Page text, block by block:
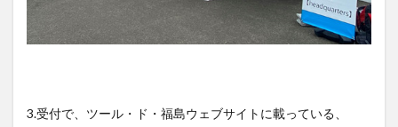
3.受付で、ツール・ド・福島ウェブサイトに載っている、